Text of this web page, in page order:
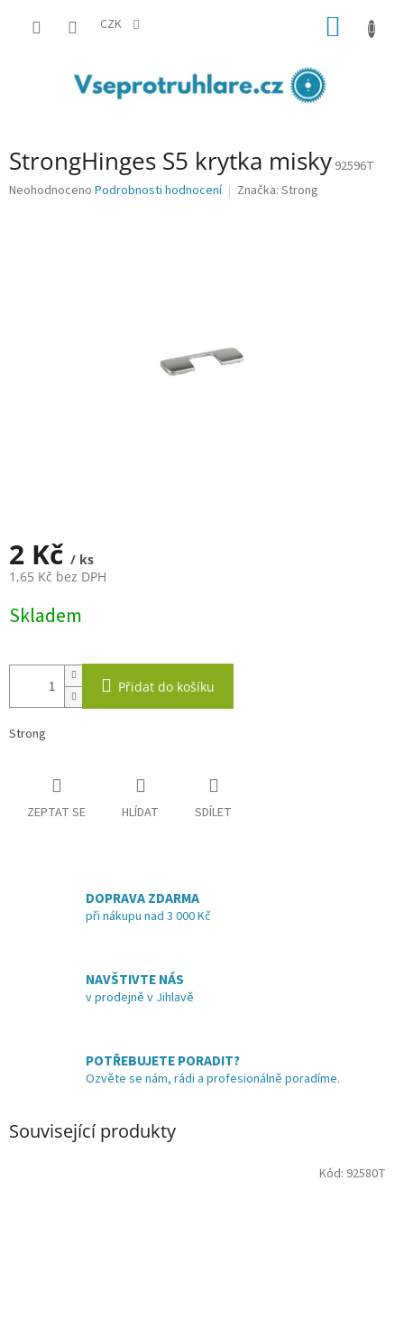
CZK
StrongHinges S5 krytka misky 92596T
Průměrné
Neohodnoceno Podrobnosti hodnocení Značka: Strong
2 Kč / ks
1,65 Kč bez DPH
cena:
Skladem
Přidat do košíku
Strong
ZEPTAT SE HLÍDAT SDÍLET
DOPRAVA ZDARMA
při nákupu nad 3 000 Kč
NAVŠTIVTE NÁS
v prodejně v Jihlavě
POTŘEBUJETE PORADIT?
Ozvěte se nám, rádi a profesionálně poradíme.
Související produkty
Kód: 92580T